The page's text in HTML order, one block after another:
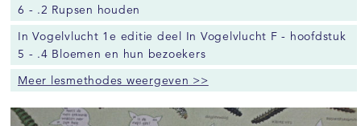
6 - .2 Rupsen houden
In Vogelvlucht 1e editie deel In Vogelvlucht F - hoofdstuk
5 - .4 Bloemen en hun bezoekers
Meer lesmethodes weergeven >>